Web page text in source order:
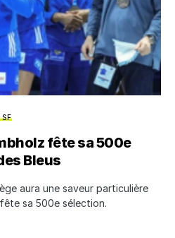
fête sa 500e
Bleus
aura une saveur particulière
sa 500e sélection.